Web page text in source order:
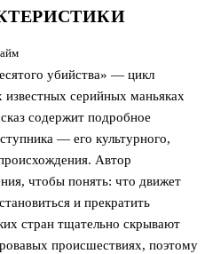
убийства» — цикл
серийных маньяках
содержит подробное
— его культурного,
Автор
чтобы понять: что движет
и прекратить
стран тщательно скрывают
происшествиях, поэтому